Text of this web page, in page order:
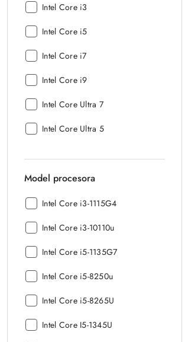
Seria
Intel Core i3
Seria
Intel Core i5
Seria
Intel Core i7
Seria
Intel Core i9
Seria
Intel Core Ultra 7
Seria
Intel Core Ultra 5
Model procesora
Model
Intel Core i3-1115G4
Model
Intel Core i3-10110u
Model
Intel Core i5-1135G7
Model
Intel Core i5-8250u
Model
Intel Core i5-8265U
Model
Intel Core I5-1345U